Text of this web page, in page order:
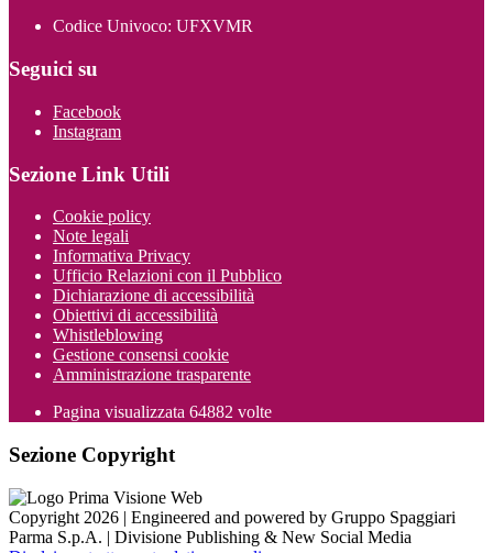
Codice Univoco: UFXVMR
Seguici su
Facebook
Instagram
Sezione Link Utili
Cookie policy
Note legali
Informativa Privacy
Ufficio Relazioni con il Pubblico
Dichiarazione di accessibilità
Obiettivi di accessibilità
Whistleblowing
Gestione consensi cookie
Amministrazione trasparente
Pagina visualizzata 64882 volte
Sezione Copyright
Copyright 2026 | Engineered and powered by Gruppo Spaggiari
Parma S.p.A. | Divisione Publishing & New Social Media